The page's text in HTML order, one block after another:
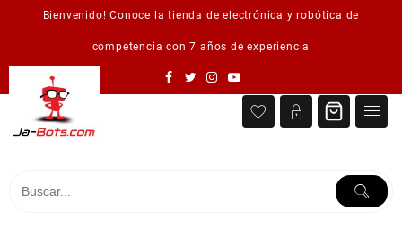
Bienvenido! Conoce la tienda de electrónica y robótica de
competencia con 7 años de experiencia